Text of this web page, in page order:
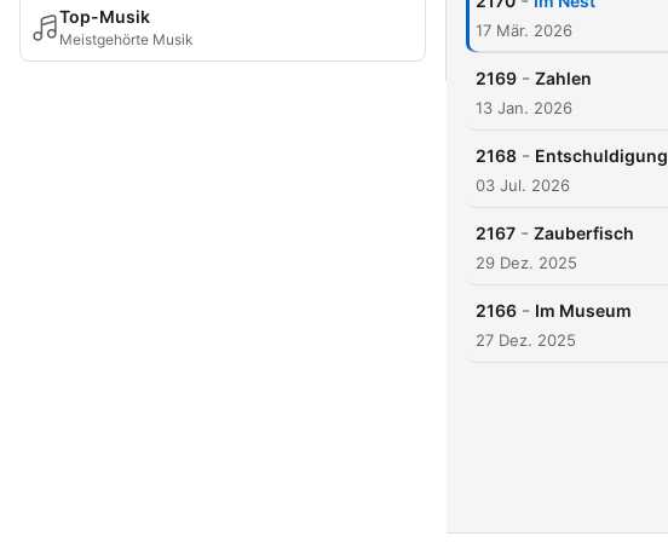
Top-Musik
Meistgehörte Musik 17 Mär. 2026
2169 - Zahlen
13 Jan. 2026
2168 - Entschuldigung
03 Jul. 2026
2167 - Zauberfisch
29 Dez. 2025
2166 - Im Museum
27 Dez. 2025